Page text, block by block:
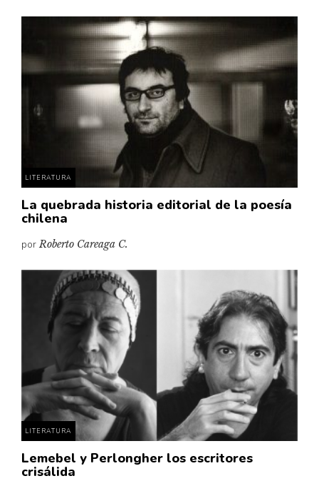
Medioambiente
Narrativas visuales
Pensamiento
Pensamiento ilustrado
Personaje
Personajes secundarios
Relecturas
Sociedad
Turismo accidental
Voces y lecturas
LITERATURA
La quebrada historia editorial de la poesía
chilena
porRoberto Careaga C.
LITERATURA
Lemebel y Perlongher los escritores
crisálida